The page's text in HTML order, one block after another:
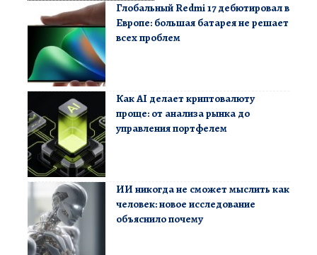
Глобальный Redmi 17 дебютировал в
Европе: большая батарея не решает
всех проблем
Как AI делает криптовалюту
проще: от анализа рынка до
управления портфелем
ИИ никогда не сможет мыслить как
человек: новое исследование
объяснило почему